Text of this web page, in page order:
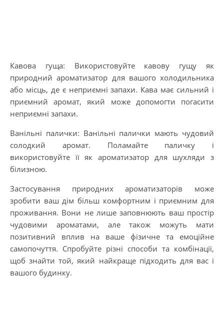
Кавова гуща: Використовуйте кавову гущу як
природний ароматизатор для вашого холодильника
або місць, де є неприємні запахи. Кава має сильний і
приємний аромат, який може допомогти погасити
неприємні запахи.
Ванільні палички: Ванільні палички мають чудовий
солодкий аромат. Поламайте паличку і
використовуйте її як ароматизатор для шухляди з
білизною.
Застосування природних ароматизаторів може
зробити ваш дім більш комфортним і приємним для
проживання. Вони не лише заповнюють ваш простір
чудовими ароматами, але також можуть мати
позитивний вплив на ваше фізичне та емоційне
самопочуття. Спробуйте різні способи та комбінації,
щоб знайти той, який найкраще підходить для вас і
вашого будинку.